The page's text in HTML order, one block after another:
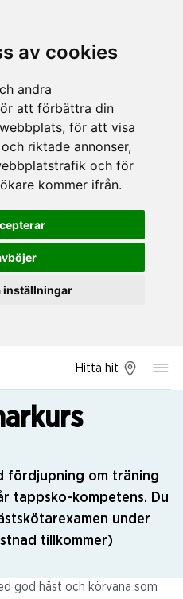
av cookies
andra
att förbättra din
för att visa
riktade annonser,
och för
kommer ifrån.
inställningar
Hitta hit
fördjupning om träning
tappsko-kompetens. Du
under
tillkommer)
god häst och körvana som